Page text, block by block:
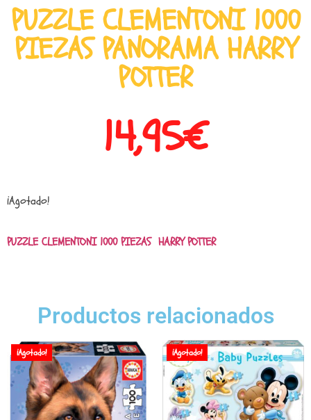
PUZZLE CLEMENTONI 1000
PIEZAS PANORAMA HARRY
POTTER
14,95€
¡Agotado!
PUZZLE CLEMENTONI 1000 PIEZAS HARRY POTTER
Productos relacionados
¡Agotado! ¡Agotado!